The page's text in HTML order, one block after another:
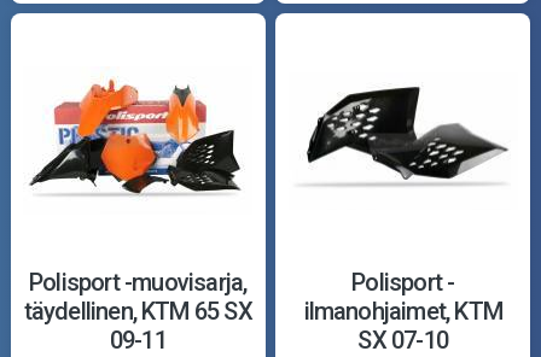
Polisport -muovisarja,
täydellinen, KTM 65 SX
09-11
Polisport -
ilmanohjaimet, KTM
SX 07-10